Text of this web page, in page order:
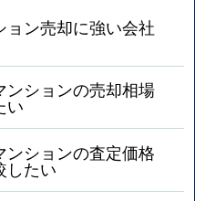
ン売却に強い会社
ションの売却相場
い
ションの査定価格
したい